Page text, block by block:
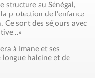
structure au Sénégal,
protection de l’enfance
Ce sont des séjours avec
à Imane et ses
longue haleine et de